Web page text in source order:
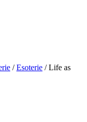
/Esoterie / Life as